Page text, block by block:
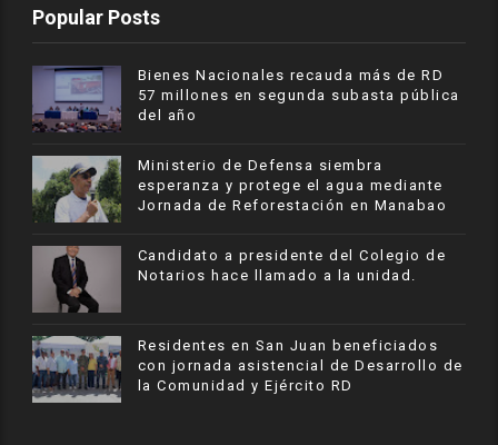
Popular Posts
Bienes Nacionales recauda más de RD
57 millones en segunda subasta pública
del año
Ministerio de Defensa siembra
esperanza y protege el agua mediante
Jornada de Reforestación en Manabao
Candidato a presidente del Colegio de
Notarios hace llamado a la unidad.
Residentes en San Juan beneficiados
con jornada asistencial de Desarrollo de
la Comunidad y Ejército RD